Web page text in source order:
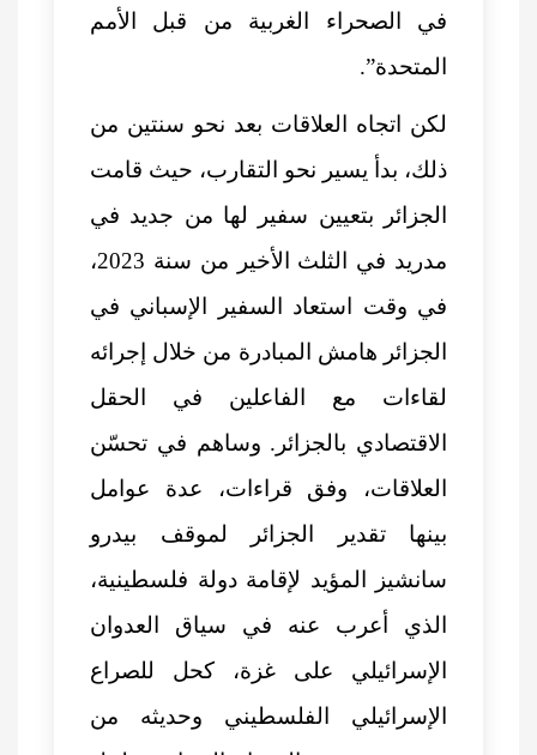
في الصحراء الغربية من قبل الأمم
المتحدة”.
لكن اتجاه العلاقات بعد نحو سنتين من
ذلك، بدأ يسير نحو التقارب، حيث قامت
الجزائر بتعيين سفير لها من جديد في
مدريد في الثلث الأخير من سنة 2023،
في وقت استعاد السفير الإسباني في
الجزائر هامش المبادرة من خلال إجرائه
لقاءات مع الفاعلين في الحقل
الاقتصادي بالجزائر. وساهم في تحسّن
العلاقات، وفق قراءات، عدة عوامل
بينها تقدير الجزائر لموقف بيدرو
سانشيز المؤيد لإقامة دولة فلسطينية،
الذي أعرب عنه في سياق
العدوان
الإسرائيلي على غزة، كحل للصراع
الإسرائيلي الفلسطيني وحديثه من